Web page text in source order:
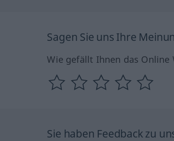
Sagen Sie uns Ihre
Wie gefällt Ihnen das Online
Sie haben Feedback zu